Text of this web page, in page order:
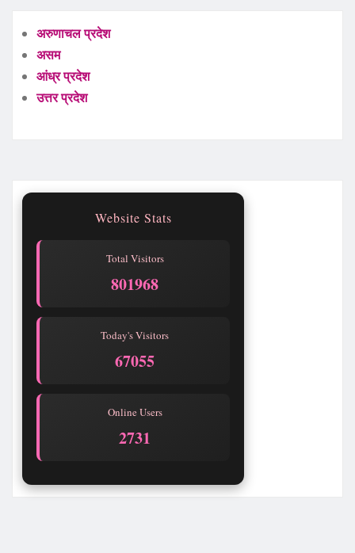
अरुणाचल प्रदेश
असम
आंध्र प्रदेश
उत्तर प्रदेश
Website Stats
Total Visitors
801968
Today's Visitors
67055
Online Users
2731